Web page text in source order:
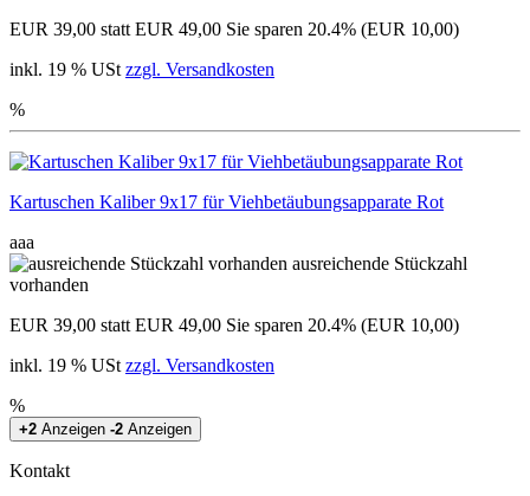
EUR 39,00 statt EUR 49,00 Sie sparen 20.4% (EUR 10,00)
inkl. 19 % USt zzgl. Versandkosten
%
Kartuschen Kaliber 9x17 für Viehbetäubungsapparate Rot
aaa
ausreichende Stückzahl
vorhanden
EUR 39,00 statt EUR 49,00 Sie sparen 20.4% (EUR 10,00)
inkl. 19 % USt zzgl. Versandkosten
%
+2 Anzeigen -2 Anzeigen
Kontakt